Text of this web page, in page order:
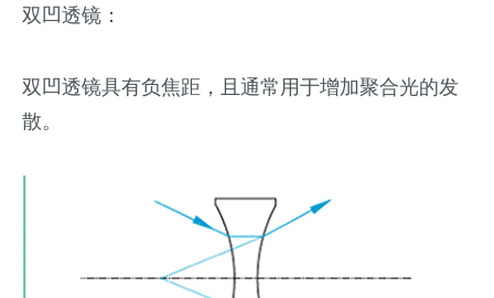
双凹透镜：
双凹透镜具有负焦距，且通常用于增加聚合光的发
散。